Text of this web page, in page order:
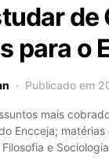
de
para o
Publicado em
mais
Encceja;
e Sociologia